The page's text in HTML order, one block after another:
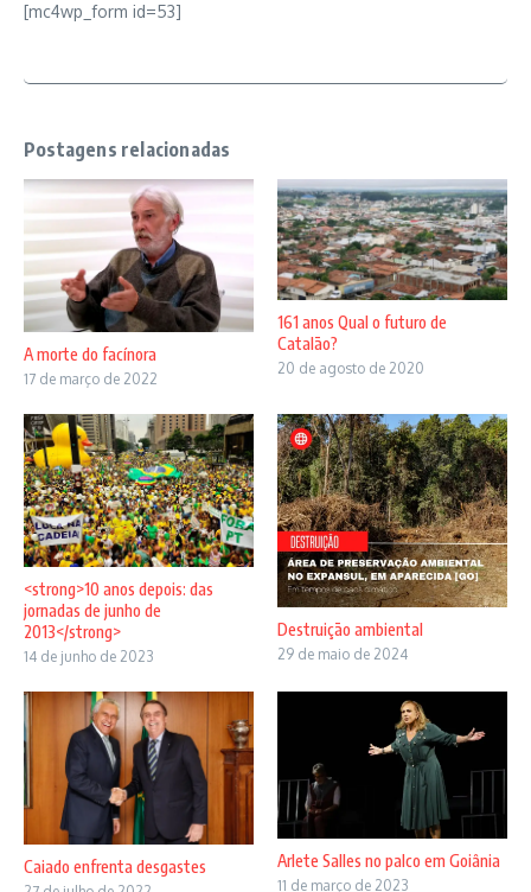
[mc4wp_form id=53]
Postagens relacionadas
A morte do facínora
17 de março de 2022
161 anos Qual o futuro de
Catalão?
20 de agosto de 2020
<strong>10 anos depois: das
jornadas de junho de
2013</strong>
14 de junho de 2023
Destruição ambiental
29 de maio de 2024
Caiado enfrenta desgastes Arlete Salles no palco em Goiânia
11 de março de 2023